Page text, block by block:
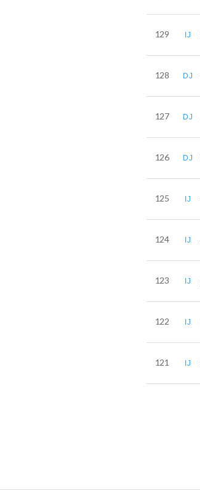
129 IJ
128 DJ
127 DJ
126 DJ
125 IJ
124 IJ
123 IJ
122 IJ
121 IJ